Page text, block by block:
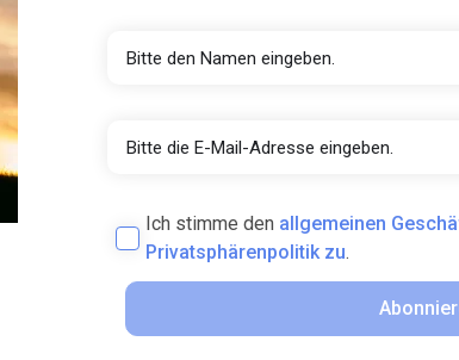
Ich stimme den allgemeinen
Privatsphärenpolitik zu.